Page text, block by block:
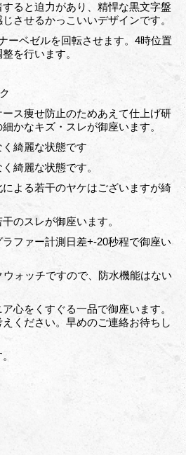
ると迫力があり、精悍な黒文字盤
させるかっこいいデザインです。
ーベゼルを回転させます。4時位置
を行います。
ース痩せ防止のためあえて仕上げ研
かなキズ・スレが御座います。
く綺麗な状態です
綺麗な状態です。
よる若干のヤケはございますが綺
のスレが御座います。
ファー計測日差+-20秒程で御座い
ウォッチですので、防水機能はない
心をくすぐる一品で御座います。
ください。早めのご連絡お待ちし